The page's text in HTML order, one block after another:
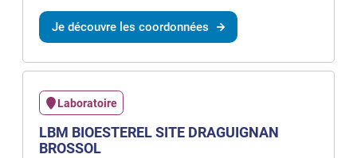
Je découvre les coordonnées
Laboratoire
LBM BIOESTEREL SITE DRAGUIGNAN
BROSSOL